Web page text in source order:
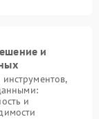
и
и